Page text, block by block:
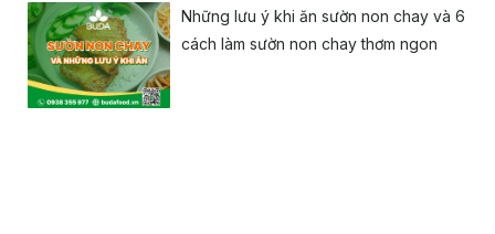
Những lưu ý khi ăn sườn non chay và 6
cách làm sườn non chay thơm ngon